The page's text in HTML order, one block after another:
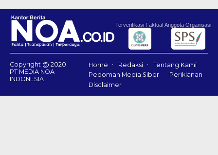
Terverifikasi Faktual Anggota Organisasi
Copyright @ 2020
PT MEDIA NOA
INDONESIA
Home Redaksi
Tentang Kami
Pedoman Media Siber
Periklanan
Disclaimer